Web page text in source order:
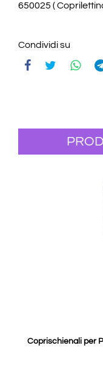
650025 (
Condividi su
Coprischienali per